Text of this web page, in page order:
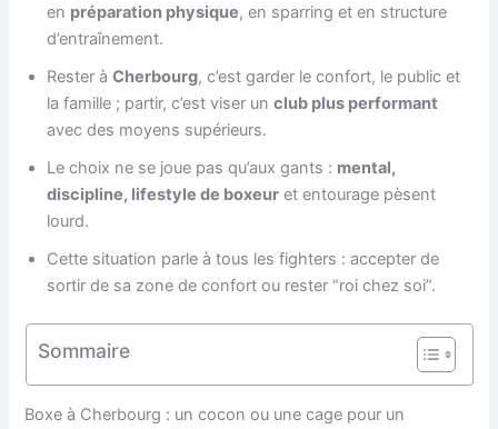
en préparation physique, en sparring et en structure
d’entraînement.
Rester àCherbourg, c’est garder le confort, le public et
la famille ; partir, c’est viser unclub plus performant
avec des moyens supérieurs.
Le choix ne se joue pas qu’aux gants : mental,
discipline, lifestyle de boxeur et entourage pèsent
lourd.
Cette situation parle à tous les fighters : accepter de
sortir de sa zone de confort ou rester “roi chez soi”.
Sommaire
Boxe à Cherbourg : un cocon ou une cage pour un